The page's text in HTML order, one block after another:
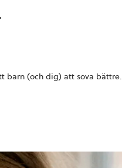
barn (och dig) att sova bättre.